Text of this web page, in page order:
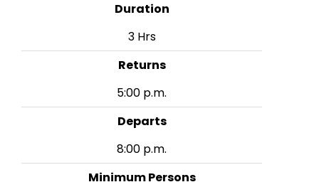
Duration
3 Hrs
Returns
5:00 p.m.
Departs
8:00 p.m.
Minimum Persons